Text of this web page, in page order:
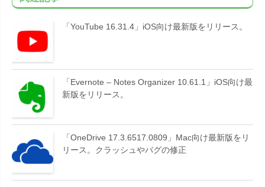
「YouTube 16.31.4」iOS向け最新版をリリース。
「Evernote – Notes Organizer 10.61.1」iOS向け最
新版をリリース。
「OneDrive 17.3.6517.0809」Mac向け最新版をリ
リース。クラッシュやバグの修正